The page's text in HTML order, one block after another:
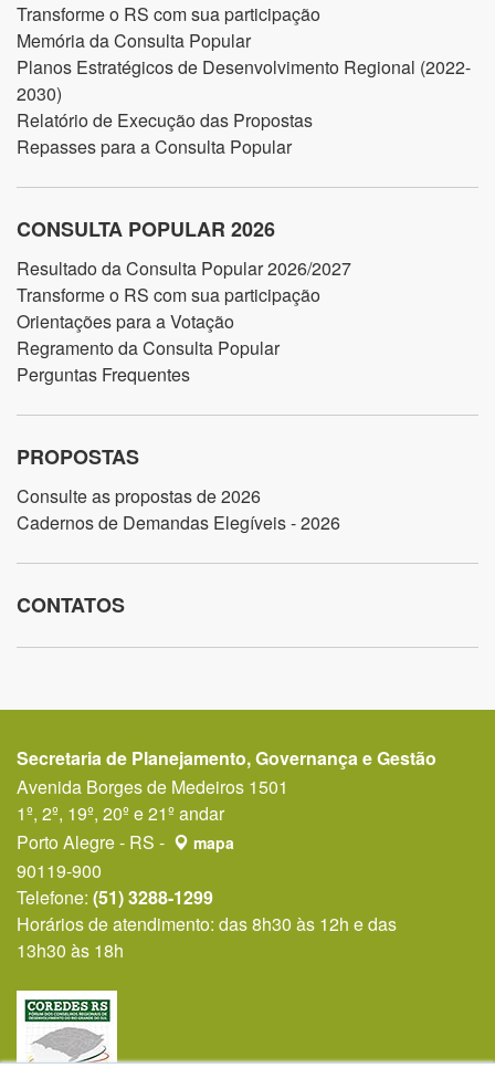
Transforme o RS com sua participação
Memória da Consulta Popular
Planos Estratégicos de Desenvolvimento Regional (2022-
2030)
Relatório de Execução das Propostas
Repasses para a Consulta Popular
CONSULTA POPULAR 2026
Resultado da Consulta Popular 2026/2027
Transforme o RS com sua participação
Orientações para a Votação
Regramento da Consulta Popular
Perguntas Frequentes
PROPOSTAS
Consulte as propostas de 2026
Cadernos de Demandas Elegíveis - 2026
CONTATOS
Secretaria de Planejamento, Governança e Gestão
Avenida Borges de Medeiros 1501
1º, 2º, 19º, 20º e 21º andar
Porto Alegre - RS -
mapa
90119-900
Telefone: (51) 3288-1299
Horários de atendimento: das 8h30 às 12h e das
13h30 às 18h